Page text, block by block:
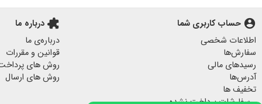
هدایای مناسبتی
آباژور چوبی رومیزی
پاف مبل
جا کلیدی دیواری
پرده مخمل
لیوان ماگ
لیوان و ماگ
account_circle حساب کاربری شما
اطلاعات شخصی
سفارش‌ها
رسیدهای مالی
آدرس‌ها
تخفیف ها
extension درباره ما
درباره‌ی ما
قوانین و مقررات
روش های
روش های ارسال